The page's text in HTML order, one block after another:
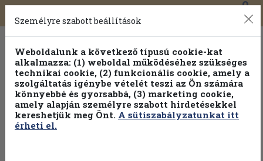
Toggle
navigation
0
Személyre szabott beállítások
Weboldalunk a következő típusú cookie-kat
alkalmazza: (1) weboldal működéséhez szükséges
technikai cookie, (2) funkcionális cookie, amely a
szolgáltatás igénybe vételét teszi az Ön számára
könnyebbé és gyorsabbá, (3) marketing cookie,
amely alapján személyre szabott hirdetésekkel
kereshetjük meg Önt. A sütiszabályzatunkat itt
érheti el.